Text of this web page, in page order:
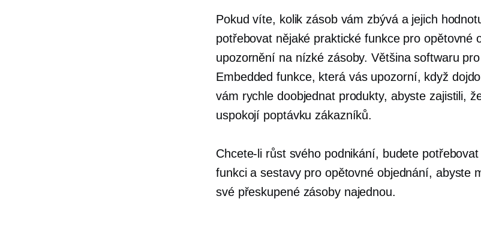
Pokud víte, kolik zásob vám zbývá a jejich
potřebovat nějaké praktické funkce pro opětovné
upozornění na nízké zásoby. Většina softwaru
Embedded funkce, která vás upozorní, když
vám rychle doobjednat produkty, abyste zajistili,
uspokojí poptávku zákazníků.
Chcete-li růst svého podnikání, budete
funkci a sestavy pro opětovné objednání, abyste
své přeskupené zásoby najednou.